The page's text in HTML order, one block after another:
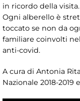
in ricordo della visita.
Ogni alberello è
toccato se non da
familiare coinvolti
anti-covid.
A cura di Antonia
Nazionale 2018-2019